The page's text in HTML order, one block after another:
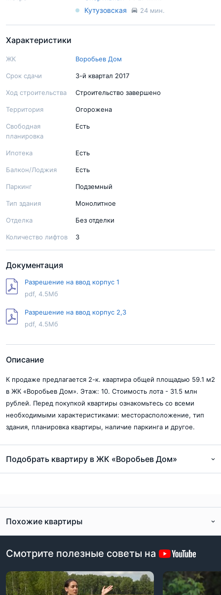
Кутузовская 24 мин.
Характеристики
ЖК Воробьев Дом
Срок сдачи 3-й квартал 2017
Ход строительства Строительство завершено
Территория Огорожена
Свободная
планировка
Есть
Ипотека Есть
Балкон/Лоджия Есть
Паркинг Подземный
Тип здания Монолитное
Отделка Без отделки
Количество лифтов 3
Документация
Разрешение на ввод корпус 1
pdf, 4.5Мб
Разрешение на ввод корпус 2,3
pdf, 4.5Мб
Описание
К продаже предлагается 2-к. квартира общей площадью 59.1 м2
в ЖК «Воробьев Дом». Этаж: 10. Стоимость лота - 31.5 млн
рублей. Перед покупкой квартиры ознакомьтесь со всеми
необходимыми характеристиками: месторасположение, тип
здания, планировка квартиры, наличие паркинга и другое.
Подобрать квартиру в ЖК «Воробьев Дом»
Похожие квартиры
Смотрите полезные советы на